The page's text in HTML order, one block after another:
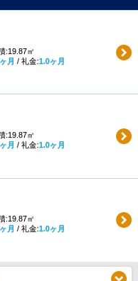
:19.87㎡
月 / 礼金:1.0ヶ月
:19.87㎡
月 / 礼金:1.0ヶ月
:19.87㎡
月 / 礼金:1.0ヶ月